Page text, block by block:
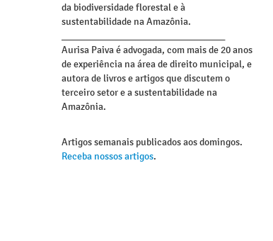
da biodiversidade florestal e à
sustentabilidade na Amazônia.
Aurisa Paiva é advogada, com mais de 20 anos
de experiência na área de direito municipal, e
autora de livros e artigos que discutem o
terceiro setor e a sustentabilidade na
Amazônia.
Artigos semanais publicados aos domingos.
Receba nossos artigos.